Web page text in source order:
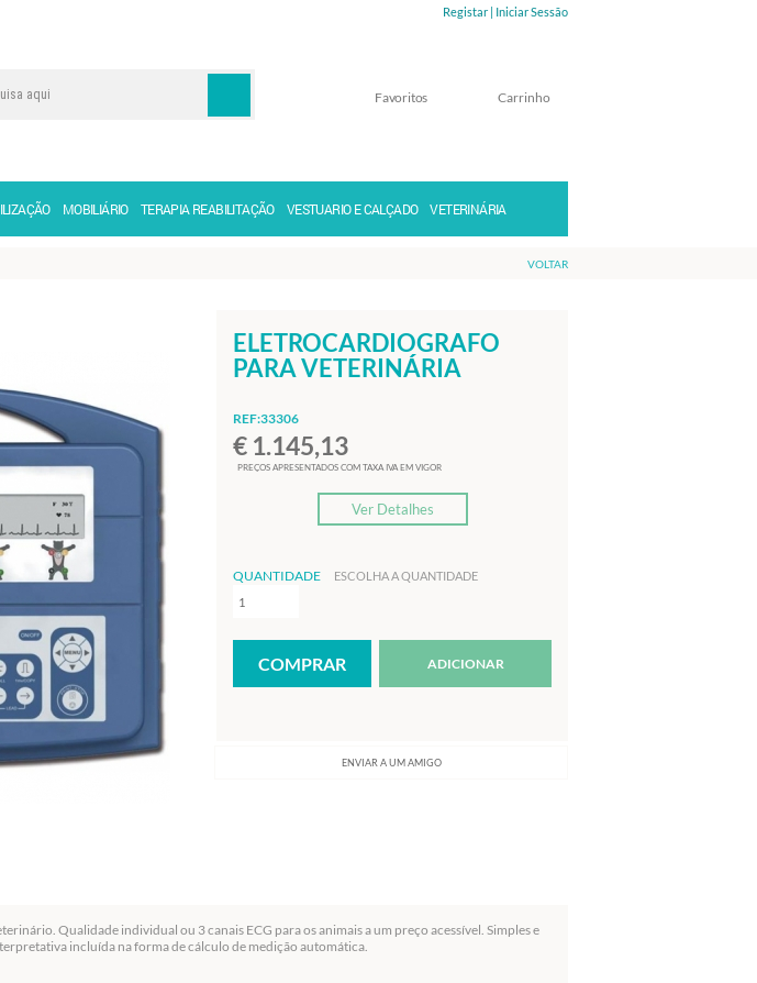
Registar | Iniciar Sessão
Carrinho
Favoritos
MOBILIÁRIO TERAPIA REABILITAÇÃO VESTUARIO E CALÇADO VETERINÁRIA
VOLTAR
ELETROCARDIOGRAFO
PARA VETERINÁRIA
REF:33306
€ 1.145,13
PREÇOS APRESENTADOS COM TAXA IVA EM VIGOR
Ver Detalhes
QUANTIDADE ESCOLHA A QUANTIDADE
ADICIONAR
ENVIAR A UM AMIGO
Qualidade individual ou 3 canais ECG para os animais a um preço acessível. Simples e
incluída na forma de cálculo de medição automática.